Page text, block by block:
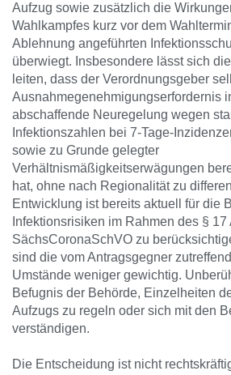
Aufzug sowie zusätzlich die
Wahlkampfes kurz vor dem
Ablehnung angeführten
überwiegt. Insbesondere lässt sich
leiten, dass der Verordnungsgeber
Ausnahmegenehmigungserfordernis
abschaffende Neuregelung wegen
Infektionszahlen bei 7-Tage-
sowie zu Grunde gelegter
Verhältnismäßigkeitserwägungen
hat, ohne nach Regionalität zu
Entwicklung ist bereits aktuell für die
Infektionsrisiken im Rahmen des § 17
SächsCoronaSchVO zu
sind die vom Antragsgegner
Umstände weniger gewichtig.
Befugnis der Behörde, Einzelheiten
Aufzugs zu regeln oder sich mit den
verständigen.
Die Entscheidung ist nicht